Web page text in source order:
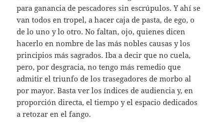
para ganancia de pescadores sin escrúpulos. Y ahí se
van todos en tropel, a hacer caja de pasta, de ego, o
de lo uno y lo otro. No faltan, ojo, quienes dicen
hacerlo en nombre de las más nobles causas y los
principios más sagrados. Iba a decir que no cuela,
pero, por desgracia, no tengo más remedio que
admitir el triunfo de los trasegadores de morbo al
por mayor. Basta ver los índices de audiencia y, en
proporción directa, el tiempo y el espacio dedicados
a retozar en el fango.